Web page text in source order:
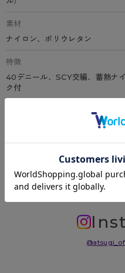
素材
ナイロン、ポリウレタン
特徴
40デニール、SCY交編、蓄熱ナ
ク付